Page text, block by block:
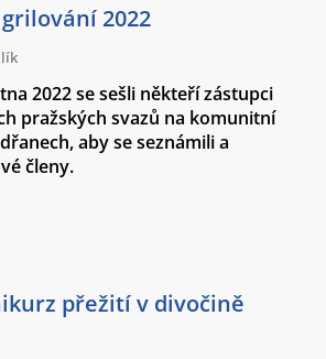
2022
2022 se sešli někteří zástupci
pražských svazů na komunitní
aby se seznámili a
členy.
přežití v divočině